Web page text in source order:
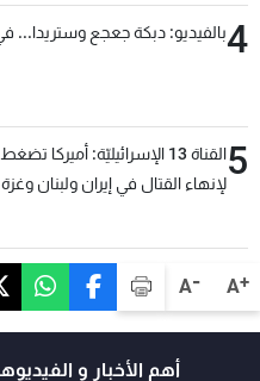
A+
A-
4بالفيديو: دبكة جعجع وستريدا...
5
القناة 13 الإسرائيليّة: أميركا
لإنهاء القتال في إيران ولبنان وغزة
أهم الأخبار و